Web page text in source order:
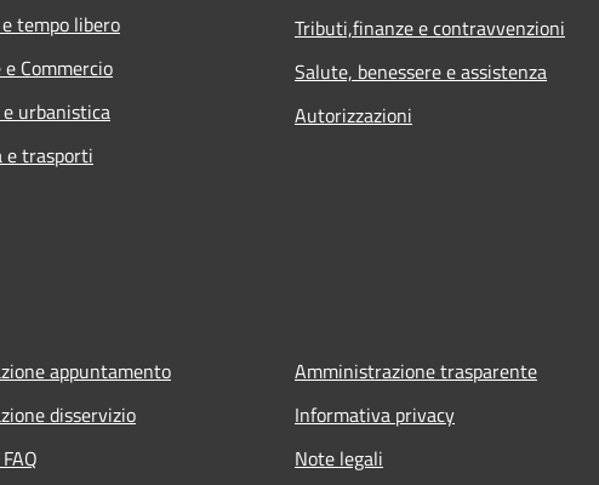
tempo libero
e Commercio
urbanistica
e trasporti
Tributi,finanze e contravvenzioni
Salute, benessere e assistenza
Autorizzazioni
appuntamento
disservizio
Amministrazione trasparente
Informativa privacy
Note legali